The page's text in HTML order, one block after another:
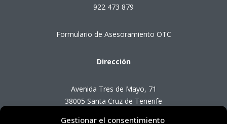
Gestionar el consentimiento
922 473 879
Formulario de Asesoramiento OTC
Dirección
Avenida Tres de Mayo, 71
38005 Santa Cruz de Tenerife